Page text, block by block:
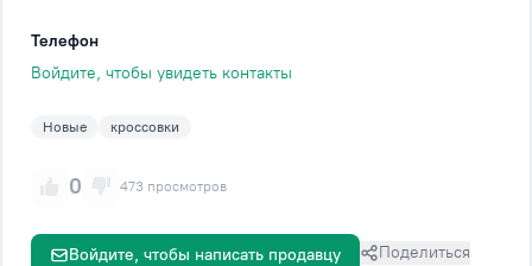
Телефон
Войдите, чтобы увидеть контакты
Новые кроссовки
0 473 просмотров
Поделиться
Войдите, чтобы написать продавцу